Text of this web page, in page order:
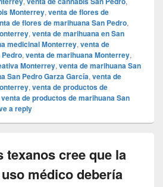
Monterrey, venta de flores de
de flores de marihuana San Pedro,
, venta de marihuana en San
medicinal Monterrey, venta de
, venta de marihuana Monterrey,
Monterrey, venta de marihuana San
San Pedro Garza García, venta de
, venta de productos de
venta de productos de marihuana San
a reply
texanos cree que la
médico debería